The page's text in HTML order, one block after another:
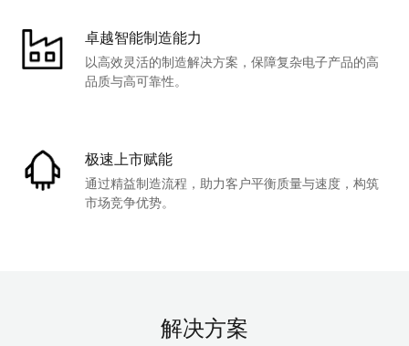
卓越智能制造能力
以高效灵活的制造解决方案，保障复杂电子产品的高
品质与高可靠性。
极速上市赋能
通过精益制造流程，助力客户平衡质量与速度，构筑
市场竞争优势。
解决方案